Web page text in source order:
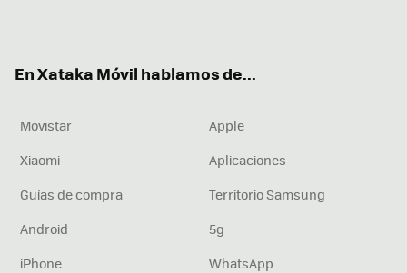
En Xataka Móvil hablamos de...
Movistar
Apple
Xiaomi
Aplicaciones
Guías de compra
Territorio Samsung
Android
5g
iPhone
WhatsApp